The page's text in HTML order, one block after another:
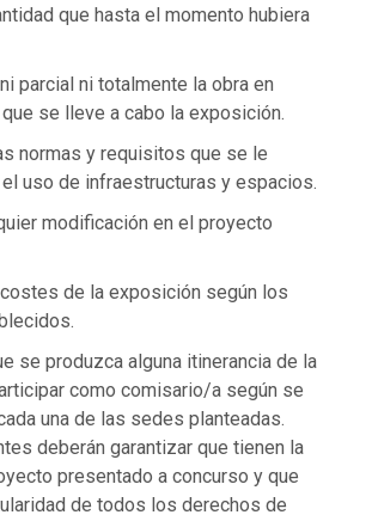
que hasta el momento hubiera
parcial ni totalmente la obra en
se lleve a cabo la exposición.
normas y requisitos que se le
el uso de infraestructuras y espacios.
modificación en el proyecto
de la exposición según los
se produzca alguna itinerancia de la
como comisario/a según se
una de las sedes planteadas.
deberán garantizar que tienen la
presentado a concurso y que
de todos los derechos de